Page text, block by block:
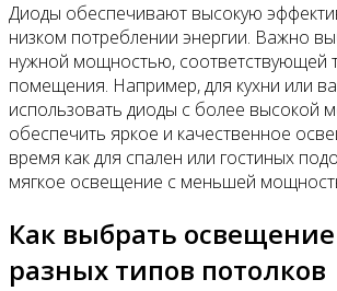
Диоды обеспечивают высокую
низком потреблении энергии. Важно
нужной мощностью, соответствующей
помещения. Например, для кухни или
использовать диоды с более высокой
обеспечить яркое и качественное
время как для спален или гостиных
мягкое освещение с меньшей
Как выбрать
разных типов потолков